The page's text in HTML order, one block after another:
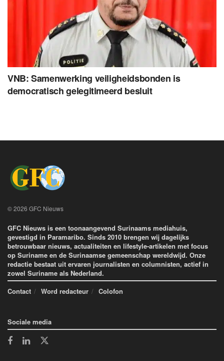
VNB: Samenwerking veiligheidsbonden is
democratisch gelegitimeerd besluit
© 2026 GFC Nieuws
GFC Nieuws is een toonaangevend Surinaams mediahuis,
gevestigd in Paramaribo. Sinds 2010 brengen wij dagelijks
betrouwbaar nieuws, actualiteiten en lifestyle-artikelen met focus
op Suriname en de Surinaamse gemeenschap wereldwijd. Onze
redactie bestaat uit ervaren journalisten en columnisten, actief in
zowel Suriname als Nederland.
Contact
Word redacteur Colofon
Sociale media